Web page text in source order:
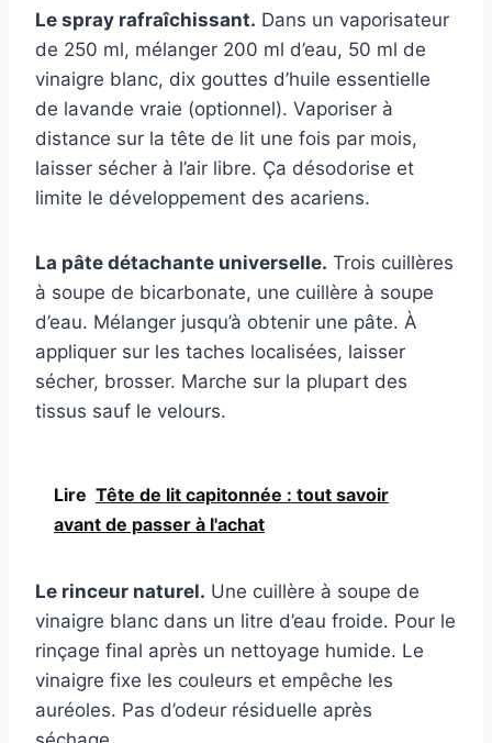
Le spray rafraîchissant. Dans un vaporisateur
de 250 ml, mélanger 200 ml d’eau, 50 ml de
vinaigre blanc, dix gouttes d’huile essentielle
de lavande vraie (optionnel). Vaporiser à
distance sur la tête de lit une fois par mois,
laisser sécher à l’air libre. Ça désodorise et
limite le développement des acariens.
La pâte détachante universelle. Trois cuillères
à soupe de bicarbonate, une cuillère à soupe
d’eau. Mélanger jusqu’à obtenir une pâte. À
appliquer sur les taches localisées, laisser
sécher, brosser. Marche sur la plupart des
tissus sauf le velours.
Lire Tête de lit capitonnée : tout savoir
avant de passer à l'achat
Le rinceur naturel. Une cuillère à soupe de
vinaigre blanc dans un litre d’eau froide. Pour le
rinçage final après un nettoyage humide. Le
vinaigre fixe les couleurs et empêche les
auréoles. Pas d’odeur résiduelle après